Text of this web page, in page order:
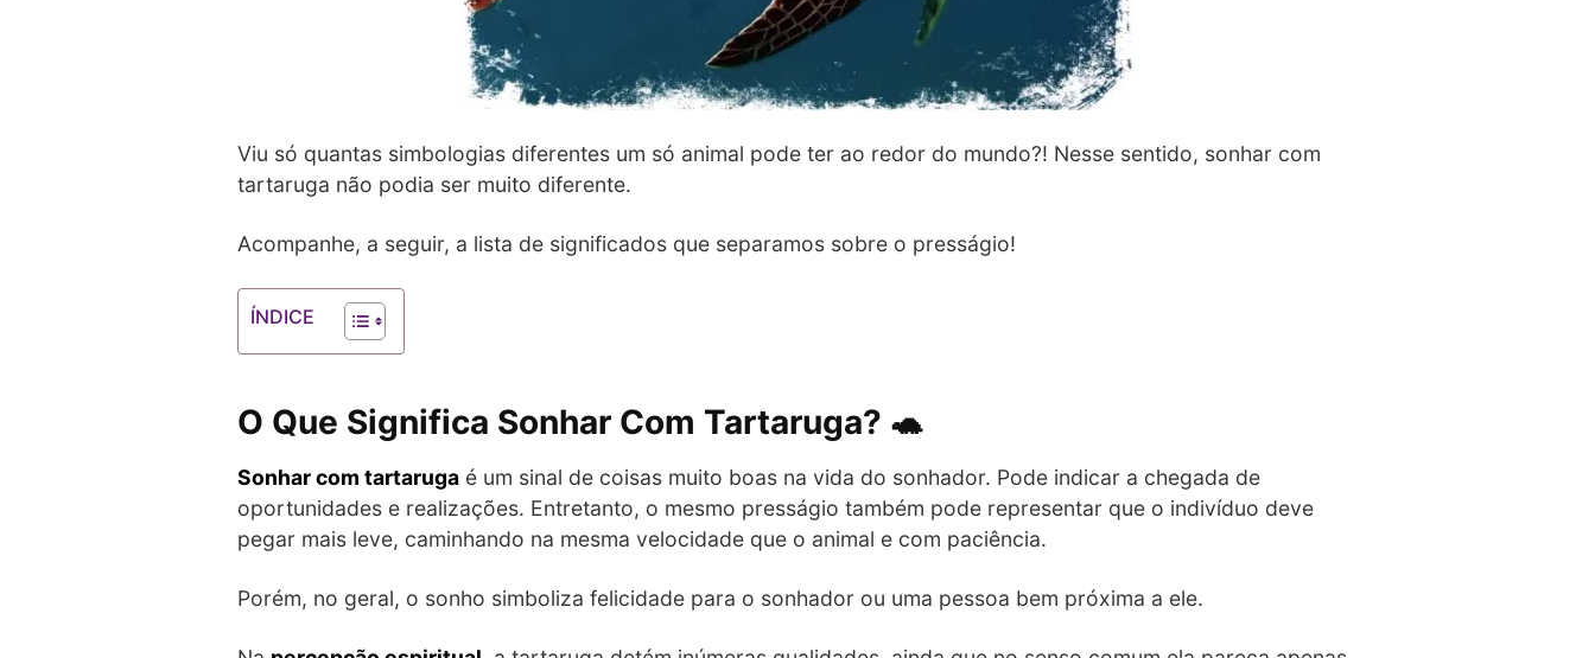
Viu só quantas simbologias diferentes um só animal pode ter ao redor do mundo?! Nesse sentido, sonhar com
tartaruga não podia ser muito diferente.
Acompanhe, a seguir, a lista de significados que separamos sobre o presságio!
ÍNDICE
O Que Significa Sonhar Com Tartaruga? 🐢
Sonhar com tartaruga é um sinal de coisas muito boas na vida do sonhador. Pode indicar a chegada de
oportunidades e realizações. Entretanto, o mesmo presságio também pode representar que o indivíduo deve
pegar mais leve, caminhando na mesma velocidade que o animal e com paciência.
Porém, no geral, o sonho simboliza felicidade para o sonhador ou uma pessoa bem próxima a ele.